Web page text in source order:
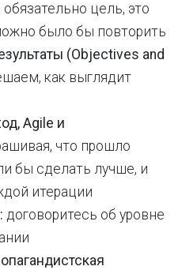
цель, это
было бы повторить
(Objectives and
как выглядит
Agile и
что прошло
бы сделать лучше, и
итерации
договоритесь об уровне